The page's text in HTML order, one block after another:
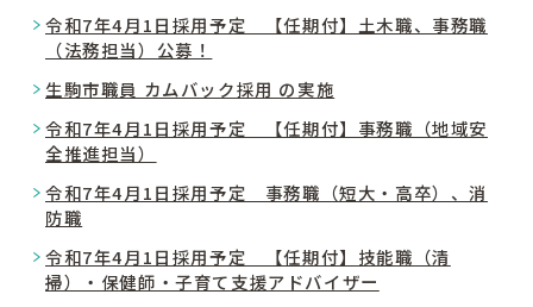
令和7年4月1日採用予定 【任期付】土木職、事務職
（法務担当）公募！
生駒市職員 カムバック採用 の実施
令和7年4月1日採用予定 【任期付】事務職（地域安
全推進担当）
令和7年4月1日採用予定 事務職（短大・高卒）、消
防職
令和7年4月1日採用予定 【任期付】技能職（清
掃）・保健師・子育て支援アドバイザー